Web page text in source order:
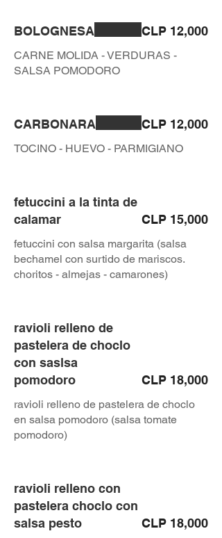
BOLOGNESA
CARNE MOLIDA - VERDURAS -
SALSA POMODORO
CLP 12,000
CARBONARA
TOCINO - HUEVO - PARMIGIANO
CLP 12,000
fetuccini a la tinta de
calamar
fetuccini con salsa margarita (salsa
bechamel con surtido de mariscos.
CLP 15,000
ravioli relleno de
pastelera de choclo
con saslsa
pomodoro
ravioli relleno de pastelera de choclo
en salsa pomodoro (salsa tomate
pomodoro)
CLP 18,000
ravioli relleno con
pastelera choclo con
salsa pesto
CLP 18,000